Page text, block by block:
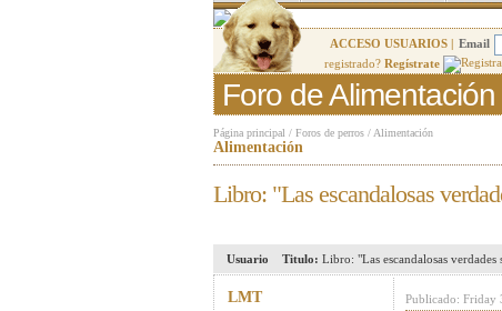
ACCESO USUARIOS | Email
registrado? Regístrate
Foro de Alimentación
Página principal / Foros de perros / Alimentación
Alimentación
Libro: "Las escandalosas
Usuario Titulo: Libro: "Las escandalosas
LMT Publicado: Friday